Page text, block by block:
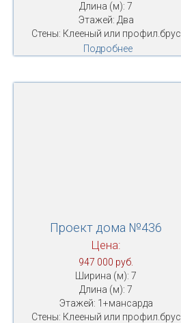
Длина (м): 7
Этажей: Два
Стены: Клееный или профил.брус
Подробнее
Проект дома №436
Цена:
947 000 руб.
Ширина (м): 7
Длина (м): 7
Этажей: 1+мансарда
Стены: Клееный или профил.брус